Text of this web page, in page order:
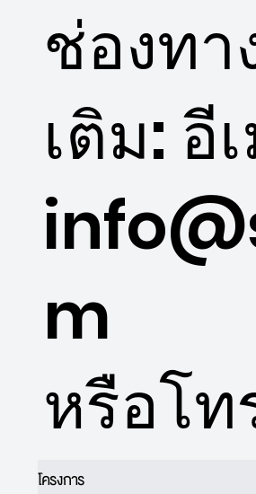
โครงการ
ช่องท
เติม: อี
m
หรือโ